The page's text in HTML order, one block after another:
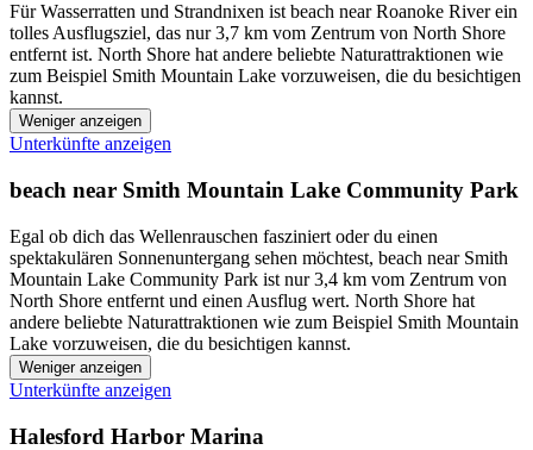
Für Wasserratten und Strandnixen ist beach near Roanoke River ein
tolles Ausflugsziel, das nur 3,7 km vom Zentrum von North Shore
entfernt ist. North Shore hat andere beliebte Naturattraktionen wie
zum Beispiel Smith Mountain Lake vorzuweisen, die du besichtigen
kannst.
Weniger anzeigen
Unterkünfte anzeigen
beach near Smith Mountain Lake Community Park
Egal ob dich das Wellenrauschen fasziniert oder du einen
spektakulären Sonnenuntergang sehen möchtest, beach near Smith
Mountain Lake Community Park ist nur 3,4 km vom Zentrum von
North Shore entfernt und einen Ausflug wert. North Shore hat
andere beliebte Naturattraktionen wie zum Beispiel Smith Mountain
Lake vorzuweisen, die du besichtigen kannst.
Weniger anzeigen
Unterkünfte anzeigen
Halesford Harbor Marina